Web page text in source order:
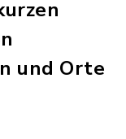
und Orte